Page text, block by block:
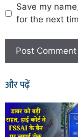
Save my
for the next
और पढ़ें